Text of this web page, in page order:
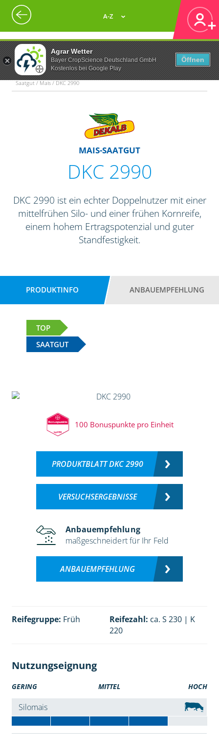
Agrar Wetter
Bayer CropScience Deutschland GmbH
Kostenlos bei Google Play
Öffnen
A-Z
Saatgut / Mais / DKC 2990
MAIS-SAATGUT
DKC 2990
DKC 2990 ist ein echter Doppelnutzer mit einer
mittelfrühen Silo- und einer frühen Kornreife,
einem hohem Ertragspotenzial und guter
Standfestigkeit.
PRODUKTINFO ANBAUEMPFEHLUNG
TOP
SAATGUT
100 Bonuspunkte pro Einheit
PRODUKTBLATT DKC 2990
VERSUCHSERGEBNISSE
Anbauempfehlung
maßgeschneidert für Ihr Feld
ANBAUEMPFEHLUNG
Reifegruppe: Früh Reifezahl: ca. S 230 | K
220
Nutzungseignung
GERING MITTEL HOCH
Silomais